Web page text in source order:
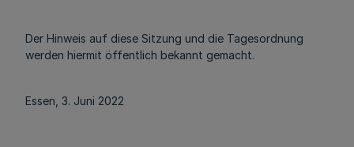
Der Hinweis auf diese Sitzung und die Tagesordnung
werden hiermit öffentlich bekannt gemacht.
Essen, 3. Juni 2022